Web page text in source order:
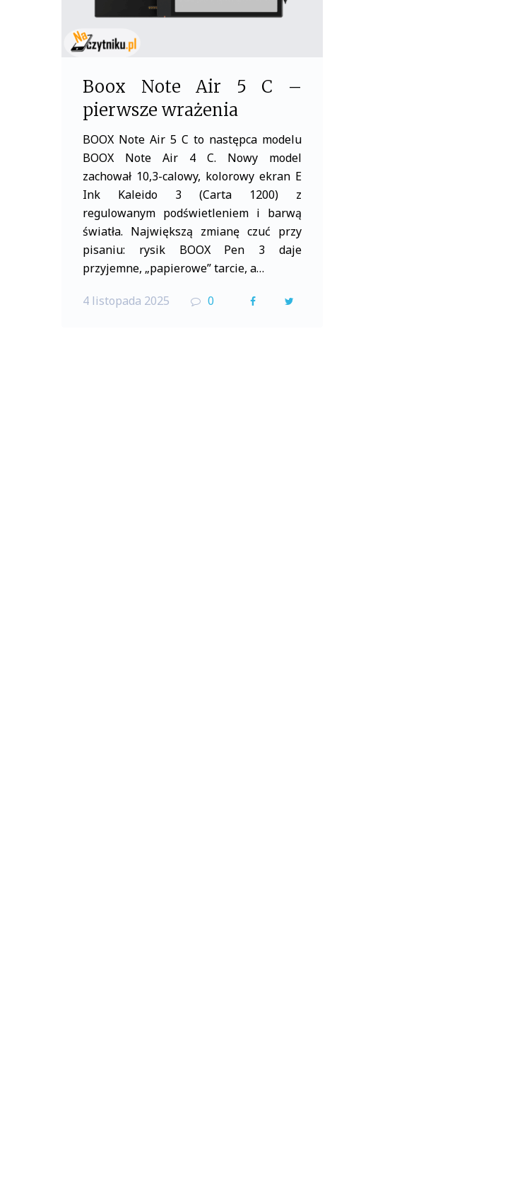
Boox Note Air 5 C –
pierwsze wrażenia
BOOX Note Air 5 C to następca modelu
BOOX Note Air 4 C. Nowy model
zachował 10,3-calowy, kolorowy ekran E
Ink Kaleido 3 (Carta 1200) z
regulowanym podświetleniem i barwą
światła. Największą zmianę czuć przy
pisaniu: rysik BOOX Pen 3 daje
przyjemne, „papierowe” tarcie, a…
4 listopada 2025 0
F